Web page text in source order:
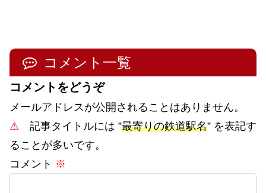
コメント一覧
コメントをどうぞ
メールアドレスが公開されることはありません。
⚠ 記事タイトルには ”最寄りの鉄道駅名” を表記す
ることが多いです。
コメント ※